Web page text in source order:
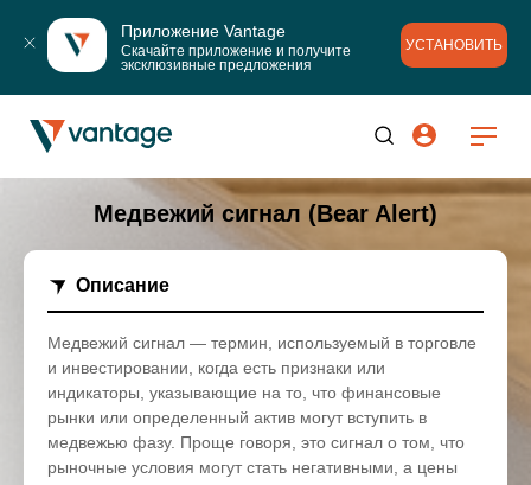
Приложение Vantage
Скачайте приложение и получите
эксклюзивные предложения
УСТАНОВИТЬ
Медвежий сигнал (Bear Alert)
Описание
Медвежий сигнал — термин, используемый в торговле
и инвестировании, когда есть признаки или
индикаторы, указывающие на то, что финансовые
рынки или определенный актив могут вступить в
медвежью фазу. Проще говоря, это сигнал о том, что
рыночные условия могут стать негативными, а цены